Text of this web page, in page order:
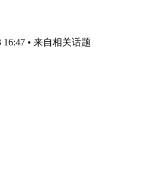
16:47 • 来自相关话题